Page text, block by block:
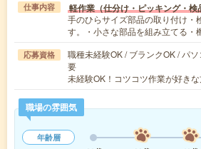
仕事内容 軽作業（仕分け・ピッキング・検
手のひらサイズ部品の取り付け・
す。・小さな部品を組み立てる
応募資格
職種未経験OK / ブランクOK / パ
要
未経験OK！コツコツ作業が好き
職場の雰囲気
年齢層